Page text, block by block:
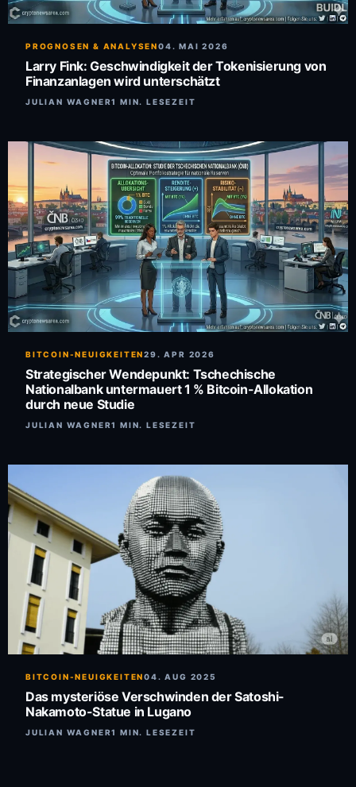
PROGNOSEN & ANALYSEN04. MAI 2026
Larry Fink: Geschwindigkeit der Tokenisierung von
Finanzanlagen wird unterschätzt
JULIAN WAGNER1 MIN. LESEZEIT
BITCOIN-NEUIGKEITEN29. APR 2026
Strategischer Wendepunkt: Tschechische
Nationalbank untermauert 1 % Bitcoin-Allokation
durch neue Studie
JULIAN WAGNER1 MIN. LESEZEIT
BITCOIN-NEUIGKEITEN04. AUG 2025
Das mysteriöse Verschwinden der Satoshi-
Nakamoto-Statue in Lugano
JULIAN WAGNER1 MIN. LESEZEIT